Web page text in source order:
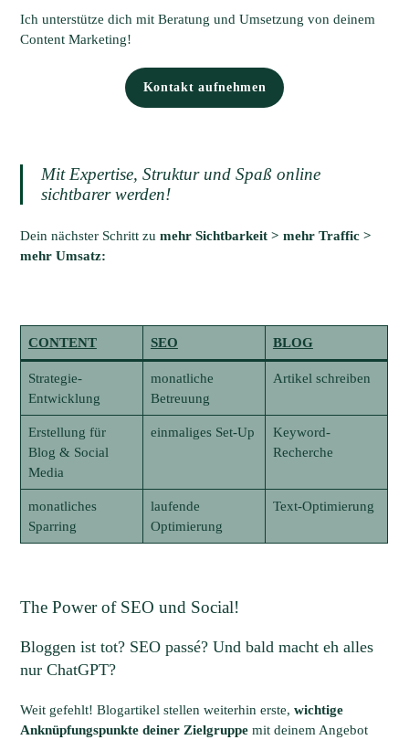
Ich unterstütze dich mit Beratung und Umsetzung von deinem
Content Marketing!
Kontakt aufnehmen
Mit Expertise, Struktur und Spaß online
sichtbarer werden!
Dein nächster Schritt zumehr Sichtbarkeit > mehr Traffic >
mehr Umsatz:
CONTENT SEO BLOG
Strategie-
Entwicklung
monatliche
Betreuung
Artikel schreiben
Erstellung für
Blog & Social
Media
einmaliges Set-Up
Keyword-
Recherche
monatliches
Sparring
laufende
Optimierung
Text-Optimierung
The Power of SEO und Social!
Bloggen ist tot? SEO passé? Und bald macht eh alles
nur ChatGPT?
Weit gefehlt! Blogartikel stellen weiterhin erste,wichtige
Anknüpfungspunkte deiner Zielgruppe mit deinem Angebot